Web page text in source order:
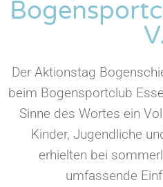
Der Aktionstag
beim Bogensportclub
Sinne des Wortes ein
Kinder, Jugendliche
erhielten bei
umfassende